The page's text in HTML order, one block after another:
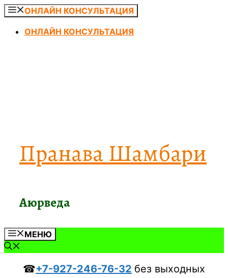
Перейти
содержимому
ОНЛАЙН КОНСУЛЬТАЦИЯ
ОНЛАЙН КОНСУЛЬТАЦИЯ
Пранава Шамбари
Аюрведа
МЕНЮ
☎+7-927-246-76-32 без выходных